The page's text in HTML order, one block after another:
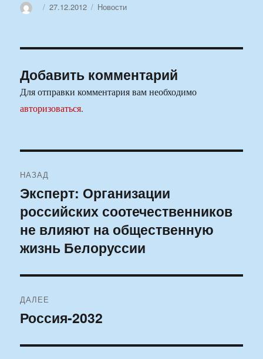
АвторОпубликовано
27.12.2012 Рубрики
Новости
Добавить комментарий
Для отправки комментария вам необходимо
авторизоваться.
по
записям
НАЗАД
Предыдущая
запись:
Эксперт: Организации
российских соотечественников
не влияют на общественную
жизнь Белоруссии
ДАЛЕЕ
Следующая
Россия-2032